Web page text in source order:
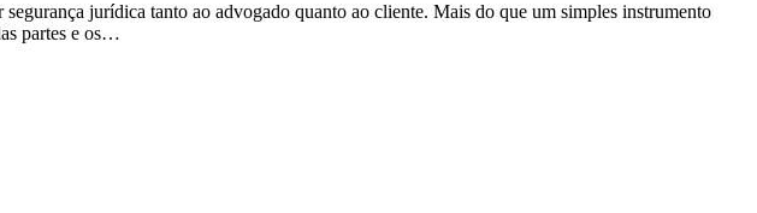
jurídica tanto ao advogado quanto ao cliente. Mais do que um simples instrumento
partes e os…